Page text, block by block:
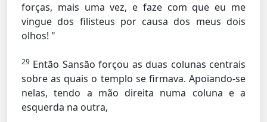
forças, mais uma vez, e faze com que eu me
vingue dos filisteus por causa dos meus dois
olhos! "
29 Então Sansão forçou as duas colunas centrais
sobre as quais o templo se firmava. Apoiando-se
nelas, tendo a mão direita numa coluna e a
esquerda na outra,